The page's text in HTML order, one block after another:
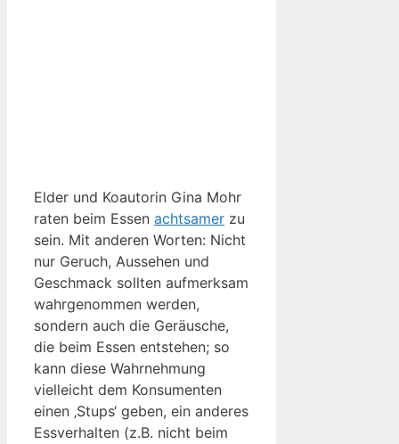
Elder und Koautorin Gina Mohr
raten beim Essen achtsamer zu
sein. Mit anderen Worten: Nicht
nur Geruch, Aussehen und
Geschmack sollten aufmerksam
wahrgenommen werden,
sondern auch die Geräusche,
die beim Essen entstehen; so
kann diese Wahrnehmung
vielleicht dem Konsumenten
einen ‚Stups‘ geben, ein anderes
Essverhalten (z.B. nicht beim